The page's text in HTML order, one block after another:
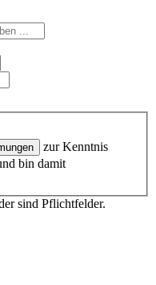
zur Kenntnis
bin damit
sind Pflichtfelder.